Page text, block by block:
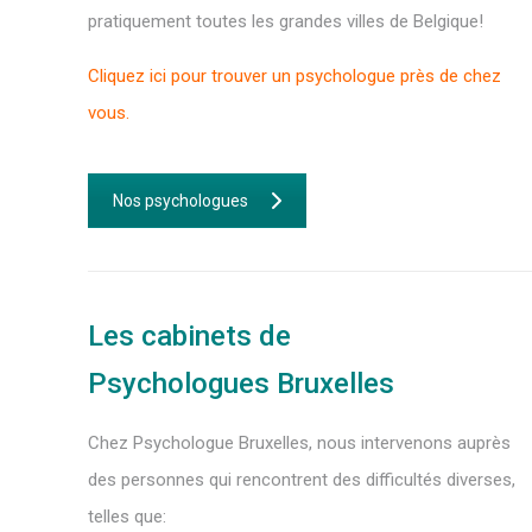
pratiquement toutes les grandes villes de Belgique!
Cliquez ici pour trouver un psychologue près de chez
vous.
Nos psychologues
Les cabinets de
Psychologues Bruxelles
Chez Psychologue Bruxelles, nous intervenons auprès
des personnes qui rencontrent des difficultés diverses,
telles que: